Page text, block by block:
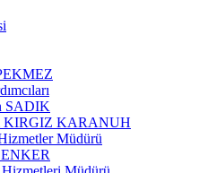
SADIK
KIRGIZ KARANUH
Müdürü